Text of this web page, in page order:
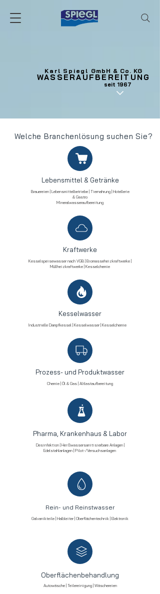
Karl Spiegl GmbH & Co. KG
WASSERAUFBEREITUNG
seit 1967
Welche Branchenlösung suchen Sie?
Lebensmittel & Getränke
Brauereien | Lebensmittelbetriebe | Tiernahrung | Hotellerie
& Gastro
Mineralwasseraufbereitung
Kraftwerke
Kesselspeisewasser nach VGB | Biomasseheizkraftwerke |
Müllheizkraftwerke | Kesselchemie
Kesselwasser
Industrielle Dampfkessel | Kesselwasser | Kesselchemie
Prozess- und Produktwasser
Chemie | Öl & Gas | Altlastaufbereitung
Pharma, Krankenhaus & Labor
Desinfektion | Heißwassersanitisierbare Anlagen |
Edelstahlanlagen | Pilot-/Versuchsanlagen
Rein- und Reinstwasser
Galvanikteile | Halbleiter | Oberflächentechnik | Elektronik
Oberflächenbehandlung
Autowäsche | Teilereinigung | Wäschereien